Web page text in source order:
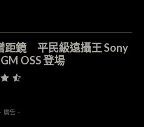
距鏡 平民級遠攝王 Sony
OSS 登場
- 廣告 -